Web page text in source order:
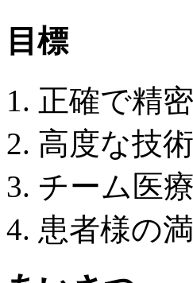
目標
正確で精
高度な技
チーム医
患者様の